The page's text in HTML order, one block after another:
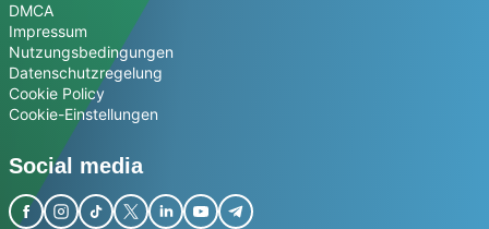
DMCA
Impressum
Nutzungsbedingungen
Datenschutzregelung
Cookie Policy
Cookie-Einstellungen
Social media